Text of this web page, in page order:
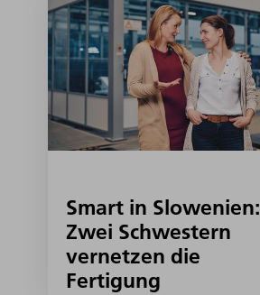
Smart in Slowenien:
Zwei Schwestern
vernetzen die
Fertigung